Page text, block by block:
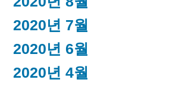
2020년 7월
2020년 6월
2020년 4월